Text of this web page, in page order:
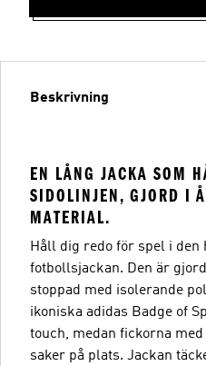
Beskrivning
EN LÅNG JACKA SOM
SIDOLINJEN, GJORD I
MATERIAL.
Håll dig redo för spel i den
fotbollsjackan. Den är
stoppad med isolerande
ikoniska adidas Badge of
touch, medan fickorna
saker på plats. Jackan